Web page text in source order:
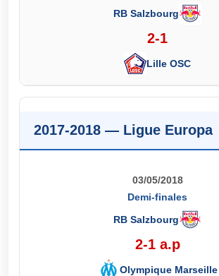
RB Salzbourg
2-1
Lille OSC
2017-2018 — Ligue Europa
03/05/2018
Demi-finales
RB Salzbourg
2-1 a.p
Olympique Marseille